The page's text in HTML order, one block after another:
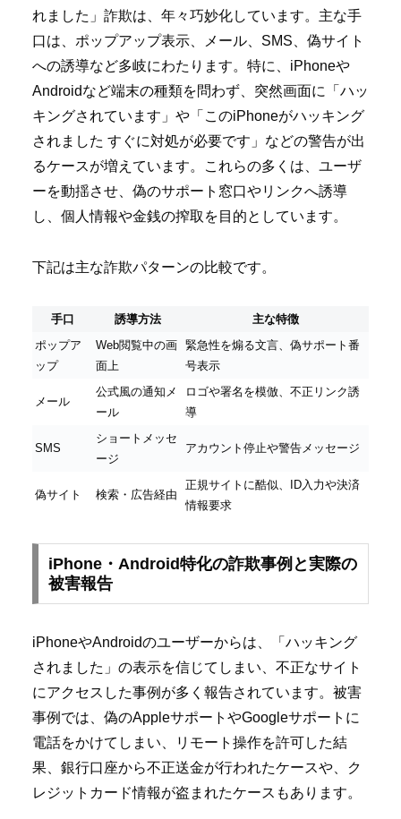
れました」詐欺は、年々巧妙化しています。主な手
口は、ポップアップ表示、メール、SMS、偽サイト
への誘導など多岐にわたります。特に、iPhoneや
Androidなど端末の種類を問わず、突然画面に「ハッ
キングされています」や「このiPhoneがハッキング
されました すぐに対処が必要です」などの警告が出
るケースが増えています。これらの多くは、ユーザ
ーを動揺させ、偽のサポート窓口やリンクへ誘導
し、個人情報や金銭の搾取を目的としています。
下記は主な詐欺パターンの比較です。
手口 誘導方法
主な特徴
ポップア
ップ
Web閲覧中の画
面上
緊急性を煽る文言、偽サポート番
号表示
メール
公式風の通知メ
ール
ロゴや署名を模倣、不正リンク誘
導
SMS
ショートメッセ
ージ
アカウント停止や警告メッセージ
偽サイト 検索・広告経由
正規サイトに酷似、ID入力や決済
情報要求
iPhone・Android特化の詐欺事例と実際の
被害報告
iPhoneやAndroidのユーザーからは、「ハッキング
されました」の表示を信じてしまい、不正なサイト
にアクセスした事例が多く報告されています。被害
事例では、偽のAppleサポートやGoogleサポートに
電話をかけてしまい、リモート操作を許可した結
果、銀行口座から不正送金が行われたケースや、ク
レジットカード情報が盗まれたケースもあります。